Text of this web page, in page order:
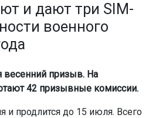
и дают три SIM-
военного
весенний призыв. На
42 призывные комиссии.
и продлится до 15 июля. Всего